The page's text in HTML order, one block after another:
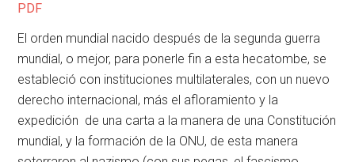
PDF
El orden mundial nacido después de la segunda guerra
mundial, o mejor, para ponerle fin a esta hecatombe, se
estableció con instituciones multilaterales, con un nuevo
derecho internacional, más el afloramiento y la
expedición de una carta a la manera de una Constitución
mundial, y la formación de la ONU, de esta manera